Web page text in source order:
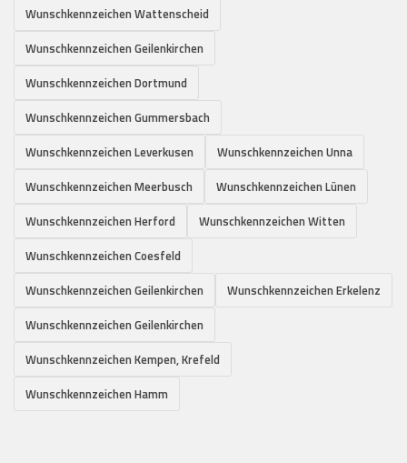
Wunschkennzeichen Wattenscheid
Wunschkennzeichen Geilenkirchen
Wunschkennzeichen Dortmund
Wunschkennzeichen Gummersbach
Wunschkennzeichen Leverkusen
Wunschkennzeichen Unna
Wunschkennzeichen Meerbusch
Wunschkennzeichen Lünen
Wunschkennzeichen Herford
Wunschkennzeichen Witten
Wunschkennzeichen Coesfeld
Wunschkennzeichen Geilenkirchen
Wunschkennzeichen Erkelenz
Wunschkennzeichen Geilenkirchen
Wunschkennzeichen Kempen, Krefeld
Wunschkennzeichen Hamm